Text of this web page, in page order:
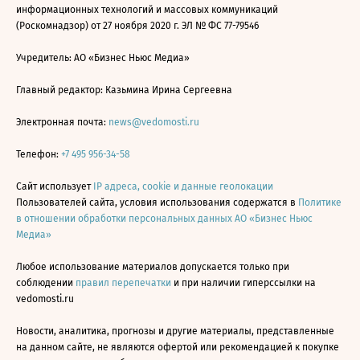
информационных технологий и массовых коммуникаций
(Роскомнадзор) от 27 ноября 2020 г. ЭЛ № ФС 77-79546
Учредитель: АО «Бизнес Ньюс Медиа»
Главный редактор: Казьмина Ирина Сергеевна
Электронная почта: news@vedomosti.ru
Телефон: +7 495 956-34-58
Сайт использует IP адреса, cookie и данные геолокации
Пользователей сайта, условия использования содержатся в Политике
в отношении обработки персональных данных АО «Бизнес Ньюс
Медиа»
Любое использование материалов допускается только при
соблюдении правил перепечатки и при наличии гиперссылки на
vedomosti.ru
Новости, аналитика, прогнозы и другие материалы, представленные
на данном сайте, не являются офертой или рекомендацией к покупке